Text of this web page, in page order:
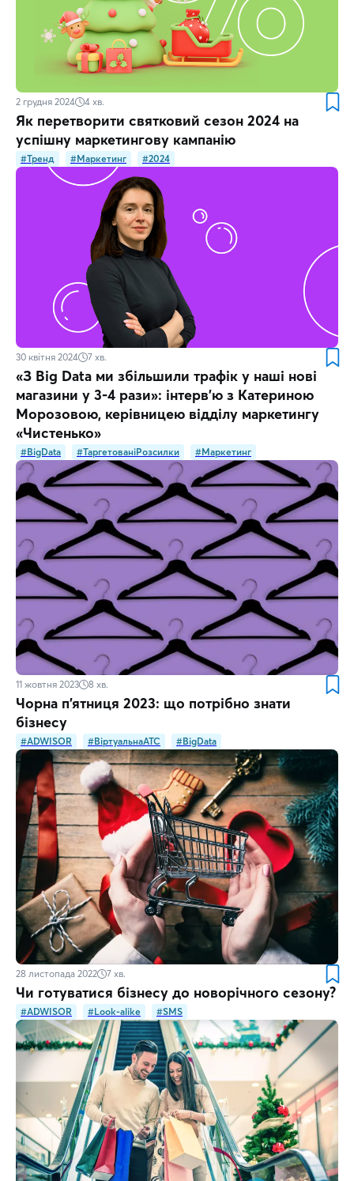
2 грудня 2024 4 хв.
Як перетворити святковий сезон 2024 на
успішну маркетингову кампанію
#Тренд #Маркетинг #2024
30 квітня 2024 7 хв.
«З Big Data ми збільшили трафік у наші нові
магазини у 3-4 рази»: інтерв’ю з Катериною
Морозовою, керівницею відділу маркетингу
«Чистенько»
#BigData #ТаргетованіРозсилки #Маркетинг
11 жовтня 2023 8 хв.
Чорна п’ятниця 2023: що потрібно знати
бізнесу
#ADWISOR #ВіртуальнаATC #BigData
28 листопада 2022 7 хв.
Чи готуватися бізнесу до новорічного сезону?
#ADWISOR #Look-alike #SMS